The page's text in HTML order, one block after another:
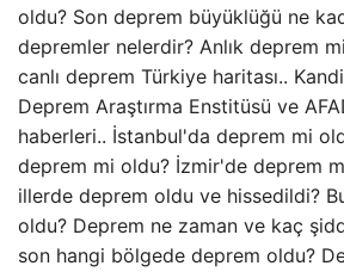
oldu? Son deprem büyüklüğü ne
depremler nelerdir? Anlık deprem
canlı deprem Türkiye haritası..
Deprem Araştırma Enstitüsü ve
haberleri.. İstanbul'da deprem mi
deprem mi oldu? İzmir'de deprem
illerde deprem oldu ve hissedildi?
oldu? Deprem ne zaman ve kaç
son hangi bölgede deprem oldu?